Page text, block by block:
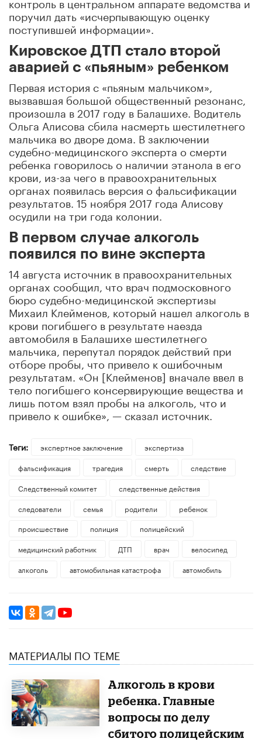
поручил дать «исчерпывающую оценку
поступившей информации».
Кировское ДТП стало второй
аварией с «пьяным» ребенком
Первая история с «пьяным мальчиком»,
вызвавшая большой общественный резонанс,
произошла в 2017 году в Балашихе. Водитель
Ольга Алисова сбила насмерть шестилетнего
мальчика во дворе дома. В заключении
судебно-медицинского эксперта о смерти
ребенка говорилось о наличии этанола в его
крови, из-за чего в правоохранительных
органах появилась версия о фальсификации
результатов. 15 ноября 2017 года Алисову
осудили на три года колонии.
В первом случае алкоголь
появился по вине эксперта
14 августа источник в правоохранительных
органах сообщил, что врач подмосковного
бюро судебно-медицинской экспертизы
Михаил Клейменов, который нашел алкоголь в
крови погибшего в результате наезда
автомобиля в Балашихе шестилетнего
мальчика, перепутал порядок действий при
отборе пробы, что привело к ошибочным
результатам. «Он [Клейменов] вначале ввел в
тело погибшего консервирующие вещества и
лишь потом взял пробы на алкоголь, что и
привело к ошибке», — сказал источник.
Теги: экспертное заключение
экспертиза
фальсификация
трагедия смерть
следствие
Следственный комитет
следственные действия
следователи
семья родители
ребенок
происшествие
полиция
полицейский
медицинский работник
ДТП врач
велосипед
алкоголь
автомобильная катастрофа автомобиль
МАТЕРИАЛЫ ПО ТЕМЕ
Алкоголь в крови
ребенка. Главные
вопросы по делу
сбитого полицейским